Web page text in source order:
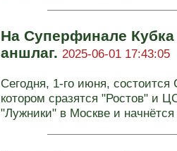
На Суперфинале
аншлаг. 2025-06-01 17:43:05
Сегодня, 1-го июня,
котором сразятся "Ростов" и
"Лужники" в Москве и начнётся